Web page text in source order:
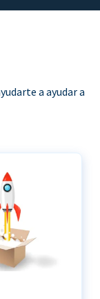
a ayudar a